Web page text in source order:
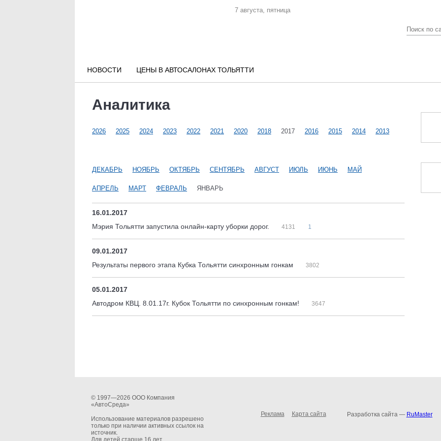
7 августа, пятница
НОВОСТИ ЦЕНЫ В АВТОСАЛОНАХ ТОЛЬЯТТИ
Аналитика
2026 2025 2024 2023 2022 2021 2020 2018 2017 2016 2015 2014 2013
ДЕКАБРЬ НОЯБРЬ ОКТЯБРЬ СЕНТЯБРЬ АВГУСТ ИЮЛЬ ИЮНЬ МАЙ
АПРЕЛЬ МАРТ ФЕВРАЛЬ ЯНВАРЬ
16.01.2017
Мэрия Тольятти запустила онлайн-карту уборки дорог.
4131 1
09.01.2017
Результаты первого этапа Кубка Тольятти синхронным гонкам
3802
05.01.2017
Автодром КВЦ. 8.01.17г. Кубок Тольятти по синхронным гонкам!
3647
© 1997—2026 ООО Компания
«АвтоСреда»
Использование материалов разрешено
только при наличии активных ссылок на
источник.
Для детей старше 16 лет.
Реклама Карта сайта Разработка сайта — RuMaster